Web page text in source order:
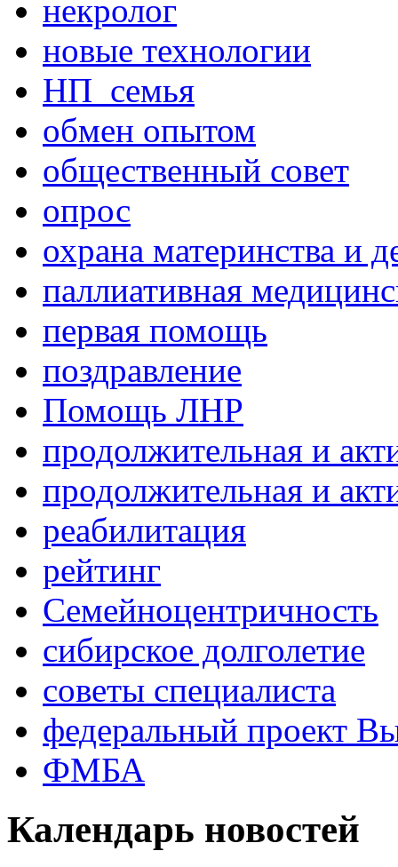
некролог
новые технологии
НП_семья
обмен опытом
общественный совет
опрос
охрана материнства и
паллиативная
первая помощь
поздравление
Помощь ЛНР
продолжительная и
продолжительная и
реабилитация
рейтинг
Семейноцентричность
сибирское долголетие
советы специалиста
федеральный проект
ФМБА
Календарь новостей